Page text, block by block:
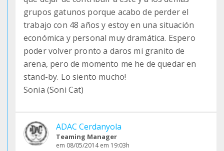
grupos gatunos porque acabo de perder el
trabajo con 48 años y estoy en una situación
económica y personal muy dramática. Espero
poder volver pronto a daros mi granito de
arena, pero de momento me he de quedar en
stand-by. Lo siento mucho!
Sonia (Soni Cat)
ADAC Cerdanyola
Teaming Manager
em 08/05/2014 em 19:03h